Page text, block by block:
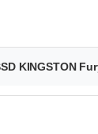
KINGSTON